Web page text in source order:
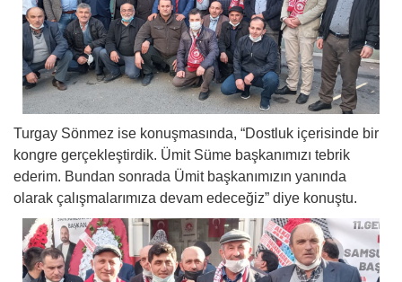
Turgay Sönmez ise konuşmasında, “Dostluk içerisinde bir
kongre gerçekleştirdik. Ümit Süme başkanımızı tebrik
ederim. Bundan sonrada Ümit başkanımızın yanında
olarak çalışmalarımıza devam edeceğiz” diye konuştu.